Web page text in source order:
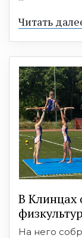
Читать
В Клинцах
На него